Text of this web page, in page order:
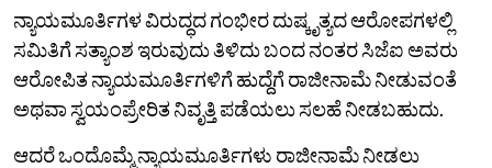
ನ್ಯಾಯಮೂರ್ತಿಗಳ ವಿರುದ್ಧದ ಗಂಭೀರ ದುಷ್ಕೃತ್ಯದ ಆರೋಪಗಳಲ್ಲಿ
ಸಮಿತಿಗೆ ಸತ್ಯಾಂಶ ಇರುವುದು ತಿಳಿದು ಬಂದ ನಂತರ ಸಿಜೆಐ ಅವರು
ಆರೋಪಿತ ನ್ಯಾಯಮೂರ್ತಿಗಳಿಗೆ ಹುದ್ದೆಗೆ ರಾಜೀನಾಮೆ ನೀಡುವಂತೆ
ಅಥವಾ ಸ್ವಯಂಪ್ರೇರಿತ ನಿವೃತ್ತಿ ಪಡೆಯಲು ಸಲಹೆ ನೀಡಬಹುದು.
ಆದರೆ ಒಂದೊಮ್ಮೆ ನ್ಯಾಯಮೂರ್ತಿಗಳು ರಾಜೀನಾಮೆ ನೀಡಲು